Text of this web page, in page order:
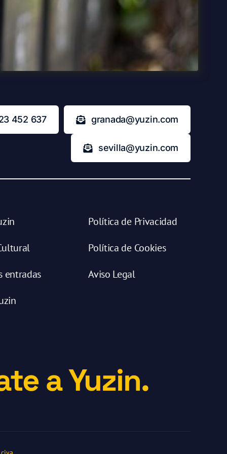
452 637 granada@yuzin.com
sevilla@yuzin.com
entradas
Política de Privacidad
Política de Cookies
Aviso Legal
a Yuzin.